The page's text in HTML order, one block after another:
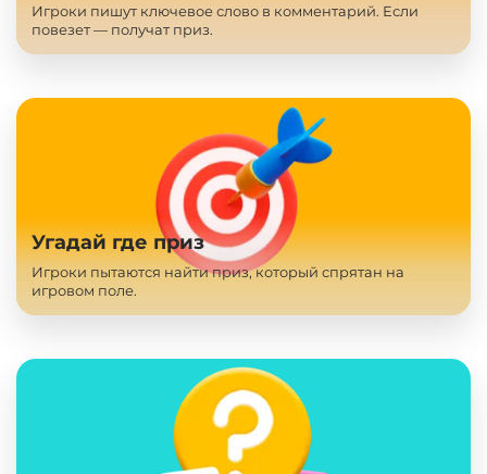
Игроки пишут ключевое слово в комментарий. Если
повезет — получат приз.
Угадай где приз
Игроки пытаются найти приз, который спрятан на
игровом поле.